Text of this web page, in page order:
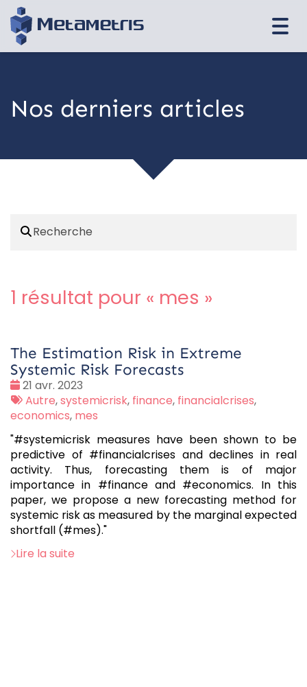
Nos derniers articles
1 résultat pour « mes »
The Estimation Risk in Extreme
Systemic Risk Forecasts
Date
:
21 avr. 2023
Tags
:
Autre,systemicrisk, finance, financialcrises,
economics, mes
"#systemicrisk measures have been shown to be
predictive of #financialcrises and declines in real
activity. Thus, forecasting them is of major
importance in #finance and #economics. In this
paper, we propose a new forecasting method for
systemic risk as measured by the marginal expected
shortfall (#mes)."
Lire la suite